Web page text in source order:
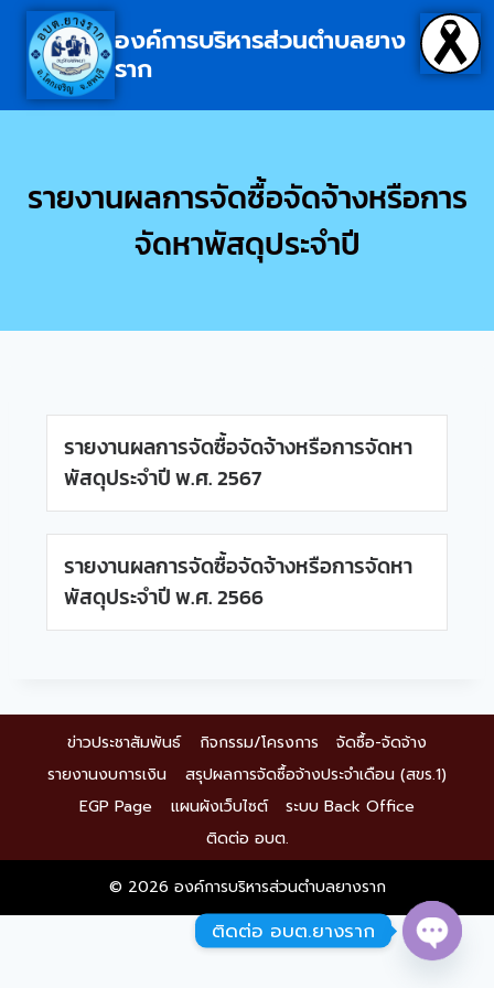
องค์การบริหารส่วนตำบลยาง
ราก
รายงานผลการจัดซื้อจัดจ้างหรือการ
จัดหาพัสดุประจำปี
รายงานผลการจัดซื้อจัดจ้างหรือการจัดหา
พัสดุประจำปี พ.ศ. 2567
รายงานผลการจัดซื้อจัดจ้างหรือการจัดหา
พัสดุประจำปี พ.ศ. 2566
ข่าวประชาสัมพันธ์ กิจกรรม/โครงการ
จัดซื้อ-จัดจ้าง
รายงานงบการเงิน
สรุปผลการจัดซื้อจ้างประจำเดือน (สขร.1)
EGP Page
แผนผังเว็บไซต์
ระบบ Back Office
ติดต่อ อบต.
© 2026 องค์การบริหารส่วนตำบลยางราก
ติดต่อ อบต.ยางราก